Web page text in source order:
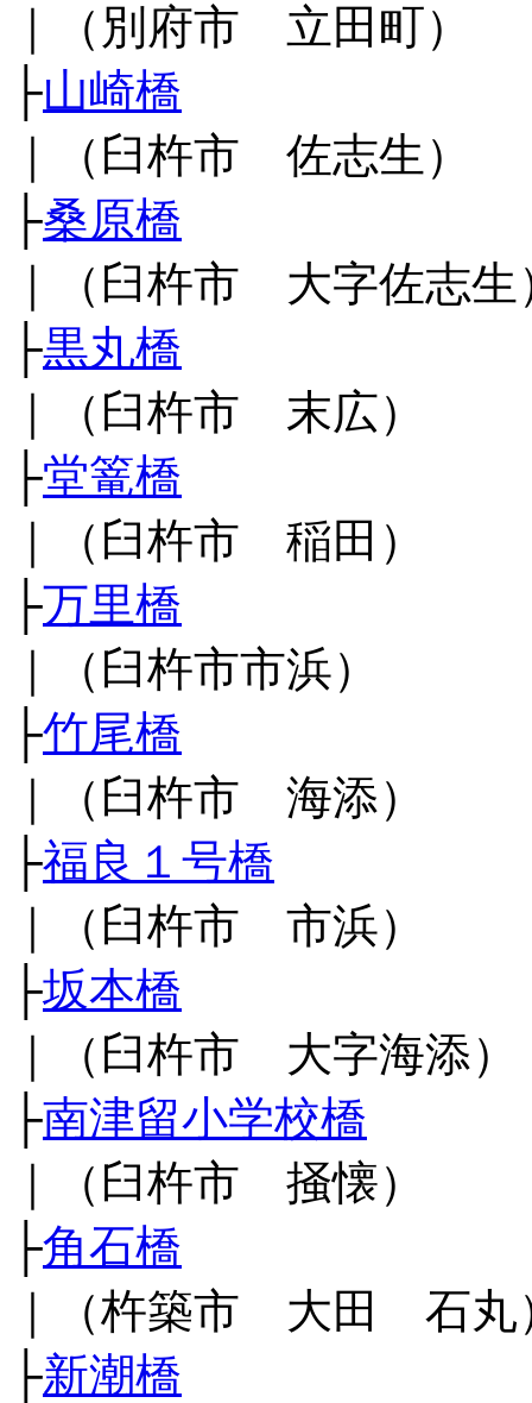
｜（別府市 立田町）
├山崎橋
｜（臼杵市 佐志生）
├桑原橋
｜（臼杵市 大字佐志生
├黒丸橋
｜（臼杵市 末広）
├堂篭橋
｜（臼杵市 稲田）
├万里橋
｜（臼杵市市浜）
├竹尾橋
｜（臼杵市 海添）
├福良１号橋
｜（臼杵市 市浜）
├坂本橋
｜（臼杵市 大字海添）
├南津留小学校橋
｜（臼杵市 掻懐）
├角石橋
｜（杵築市 大田 石丸
├新潮橋